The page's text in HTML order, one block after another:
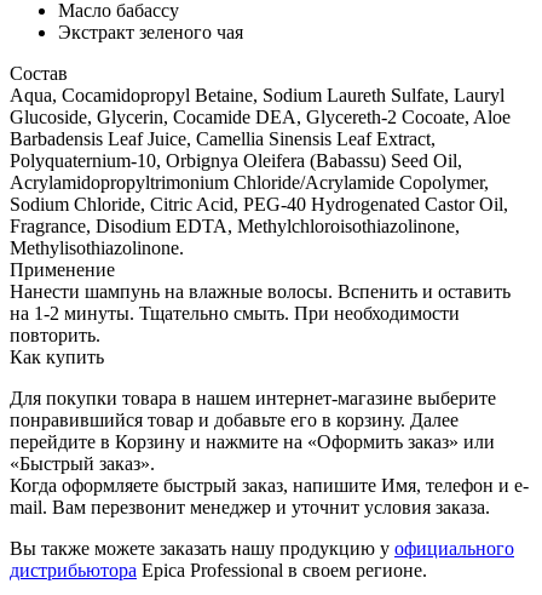
Масло бабассу
Экстракт зеленого чая
Состав
Aqua, Cocamidopropyl Betaine, Sodium Laureth Sulfate, Lauryl
Glucoside, Glycerin, Cocamide DEA, Glycereth-2 Cocoate, Aloe
Barbadensis Leaf Juice, Camellia Sinensis Leaf Extract,
Polyquaternium-10, Orbignya Oleifera (Babassu) Seed Oil,
Acrylamidopropyltrimonium Chloride/Acrylamide Copolymer,
Sodium Chloride, Citric Acid, PEG-40 Hydrogenated Castor Oil,
Fragrance, Disodium EDTA, Methylchloroisothiazolinone,
Methylisothiazolinone.
Применение
Нанести шампунь на влажные волосы. Вспенить и оставить
на 1-2 минуты. Тщательно смыть. При необходимости
повторить.
Как купить
Для покупки товара в нашем интернет-магазине выберите
понравившийся товар и добавьте его в корзину. Далее
перейдите в Корзину и нажмите на «Оформить заказ» или
«Быстрый заказ».
Когда оформляете быстрый заказ, напишите Имя, телефон и e-
mail. Вам перезвонит менеджер и уточнит условия заказа.
Вы также можете заказать нашу продукцию у официального
дистрибьютора Epica Professional в своем регионе.